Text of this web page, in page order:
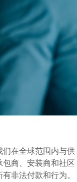
在全球范围内与供
商、安装商和社区
非法付款和行为。